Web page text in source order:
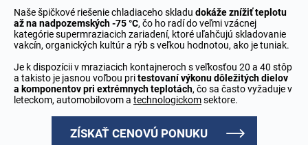
Naše špičkové riešenie chladiaceho skladu dokáže znížiť teplotu
až na nadpozemských -75 °C, čo ho radí do veľmi vzácnej
kategórie supermraziacich zariadení, ktoré uľahčujú skladovanie
vakcín, organických kultúr a rýb s veľkou hodnotou, ako je tuniak.
Je k dispozícii v mraziacich kontajneroch s veľkosťou 20 a 40 stôp
a takisto je jasnou voľbou pritestovaní výkonu dôležitých dielov
a komponentov pri extrémnych teplotách, čo sa často vyžaduje v
leteckom, automobilovom a technologickomsektore.
ZÍSKAŤ CENOVÚ PONUKU